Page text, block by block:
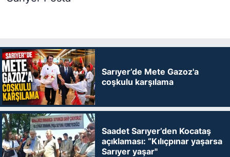
Sarıyer’de Mete Gazoz'a
coşkulu karşılama
Saadet Sarıyer’den Kocataş
açıklaması: “Kılıçpınar yaşarsa
Sarıyer yaşar"